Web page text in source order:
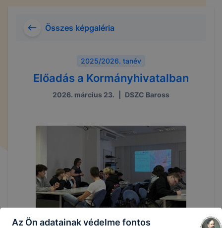
Összes képgaléria
2025/2026. tanév
Előadás a Kormányhivatalban
2026. március 23. DSZC Baross
Az Ön adatainak védelme fontos